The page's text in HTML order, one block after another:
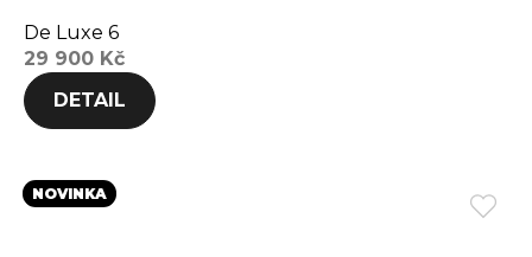
De Luxe 6
29 900 Kč
DETAIL
NOVINKA